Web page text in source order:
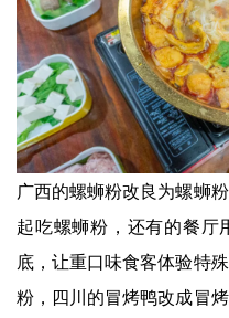
广西的螺蛳粉改良为螺蛳
起吃螺蛳粉，还有的餐厅
底，让重口味食客体验特
粉，四川的冒烤鸭改成冒